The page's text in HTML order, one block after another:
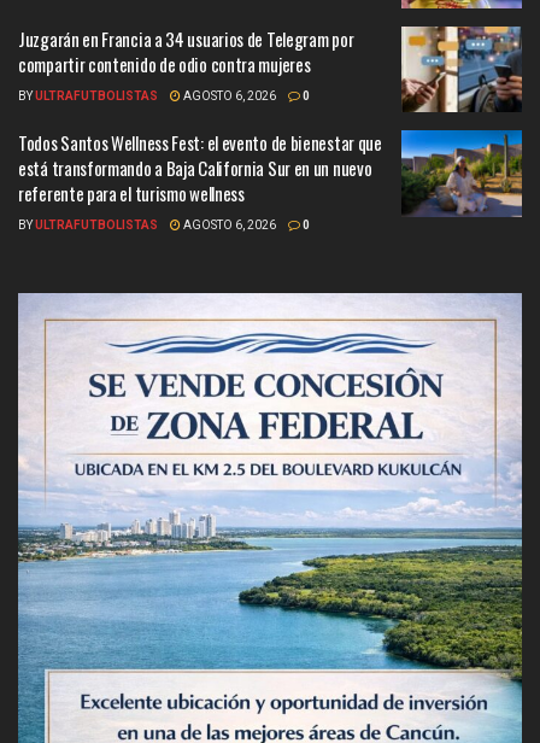
Juzgarán en Francia a 34 usuarios de Telegram por
compartir contenido de odio contra mujeres
BYULTRAFUTBOLISTAS AGOSTO 6, 2026 0
Todos Santos Wellness Fest: el evento de bienestar que
está transformando a Baja California Sur en un nuevo
referente para el turismo wellness
BYULTRAFUTBOLISTAS AGOSTO 6, 2026 0